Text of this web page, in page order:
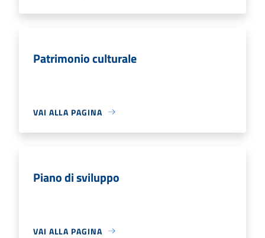
Patrimonio culturale
VAI ALLA PAGINA
Piano di sviluppo
VAI ALLA PAGINA